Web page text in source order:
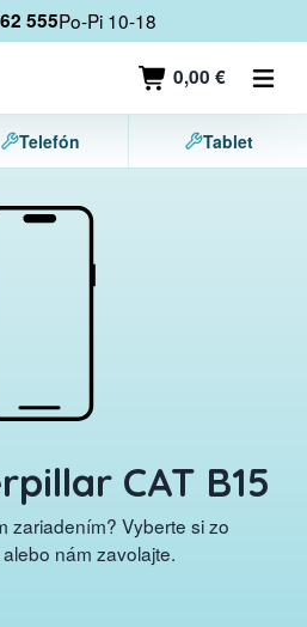
555Po-Pi 10-18
0,00 €
Telefón Tablet
CAT B15
zariadením? Vyberte si zo
nám zavolajte.